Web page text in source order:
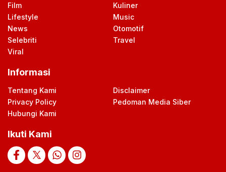
Film
Kuliner
Lifestyle
Music
News
Otomotif
Selebriti
Travel
Viral
Informasi
Tentang Kami
Disclaimer
Privacy Policy
Pedoman Media Siber
Hubungi Kami
Ikuti Kami